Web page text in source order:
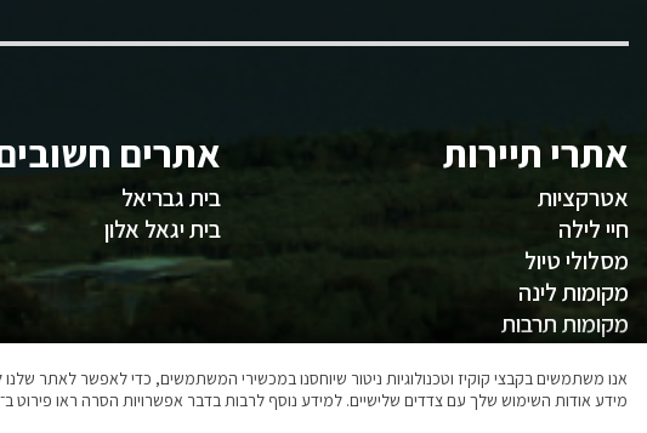
אתרי תיירות
אטרקציות
חיי לילה
מסלולי טיול
מקומות לינה
מקומות תרבות
אתרים
בית גבריאל
בית יגאל אלון
אנו משתמשים בקבצי קוקיז וטכנולוגיות ניטור שיוחסנו במכשירי המשתמשים, כדי לאפשר לאתר
מידע אודות השימוש שלך עם צדדים שלישיים. למידע נוסף לרבות בדבר אפשרויות הסרה ראו פירוט ב־